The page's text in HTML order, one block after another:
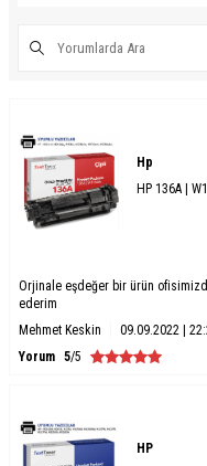
Hp
HP 136A |
Orjinale eşdeğer bir ürün
ederim
Mehmet Keskin
09.09.2022 |
Yorum 5/5
HP